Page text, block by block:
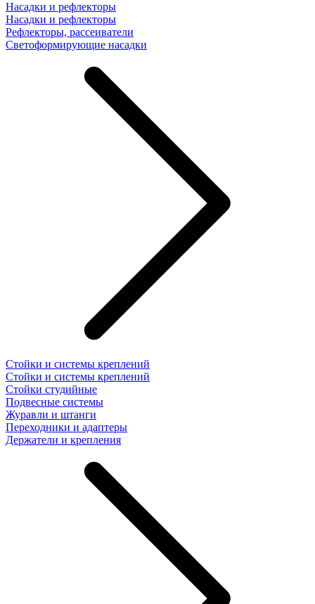
Насадки и рефлекторы
Насадки и рефлекторы
Рефлекторы, рассеиватели
Светоформирующие насадки
Стойки и системы креплений
Стойки и системы креплений
Стойки студийные
Подвесные системы
Журавли и штанги
Переходники и адаптеры
Держатели и крепления